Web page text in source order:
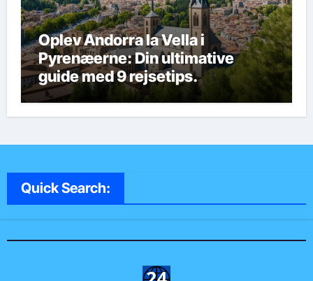
Oplev Andorra la Vella i
Pyrenæerne: Din ultimative
guide med 9 rejsetips.
Quick Search: